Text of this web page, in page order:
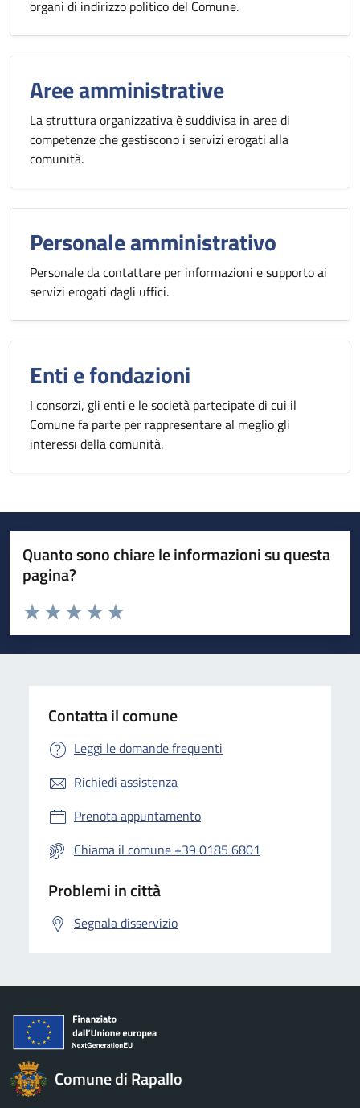
organi di indirizzo politico del Comune.
Aree amministrative
La struttura organizzativa è suddivisa in aree di
competenze che gestiscono i servizi erogati alla
comunità.
Personale amministrativo
Personale da contattare per informazioni e supporto ai
servizi erogati dagli uffici.
Enti e fondazioni
I consorzi, gli enti e le società partecipate di cui il
Comune fa parte per rappresentare al meglio gli
interessi della comunità.
Quanto sono chiare le informazioni su questa
pagina?
Valuta da 1 a 5 stelle la pagina
Valuta 5 stelle su 5
Valuta 4 stelle su 5
Valuta 3 stelle su 5
Valuta 2 stelle su 5
Valuta 1 stelle su 5
Contatta il comune
Leggi le domande frequenti
Richiedi assistenza
Prenota appuntamento
Chiama il comune +39 0185 6801
Problemi in città
Segnala disservizio
Comune di Rapallo